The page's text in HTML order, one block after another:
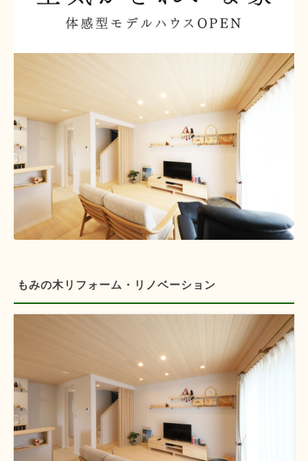
もみの木リフォーム・リノベーション